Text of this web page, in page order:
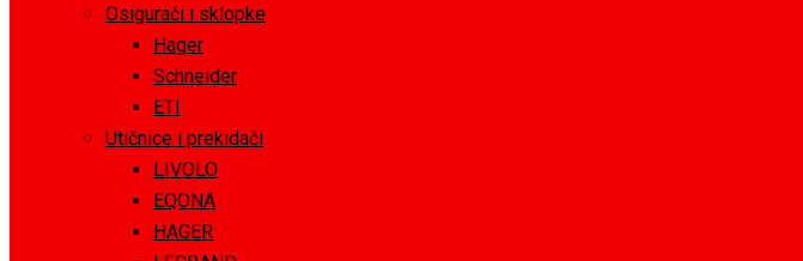
Osigurači i sklopke
Hager
Schneider
ETI
Utičnice i prekidači
LIVOLO
EQONA
HAGER